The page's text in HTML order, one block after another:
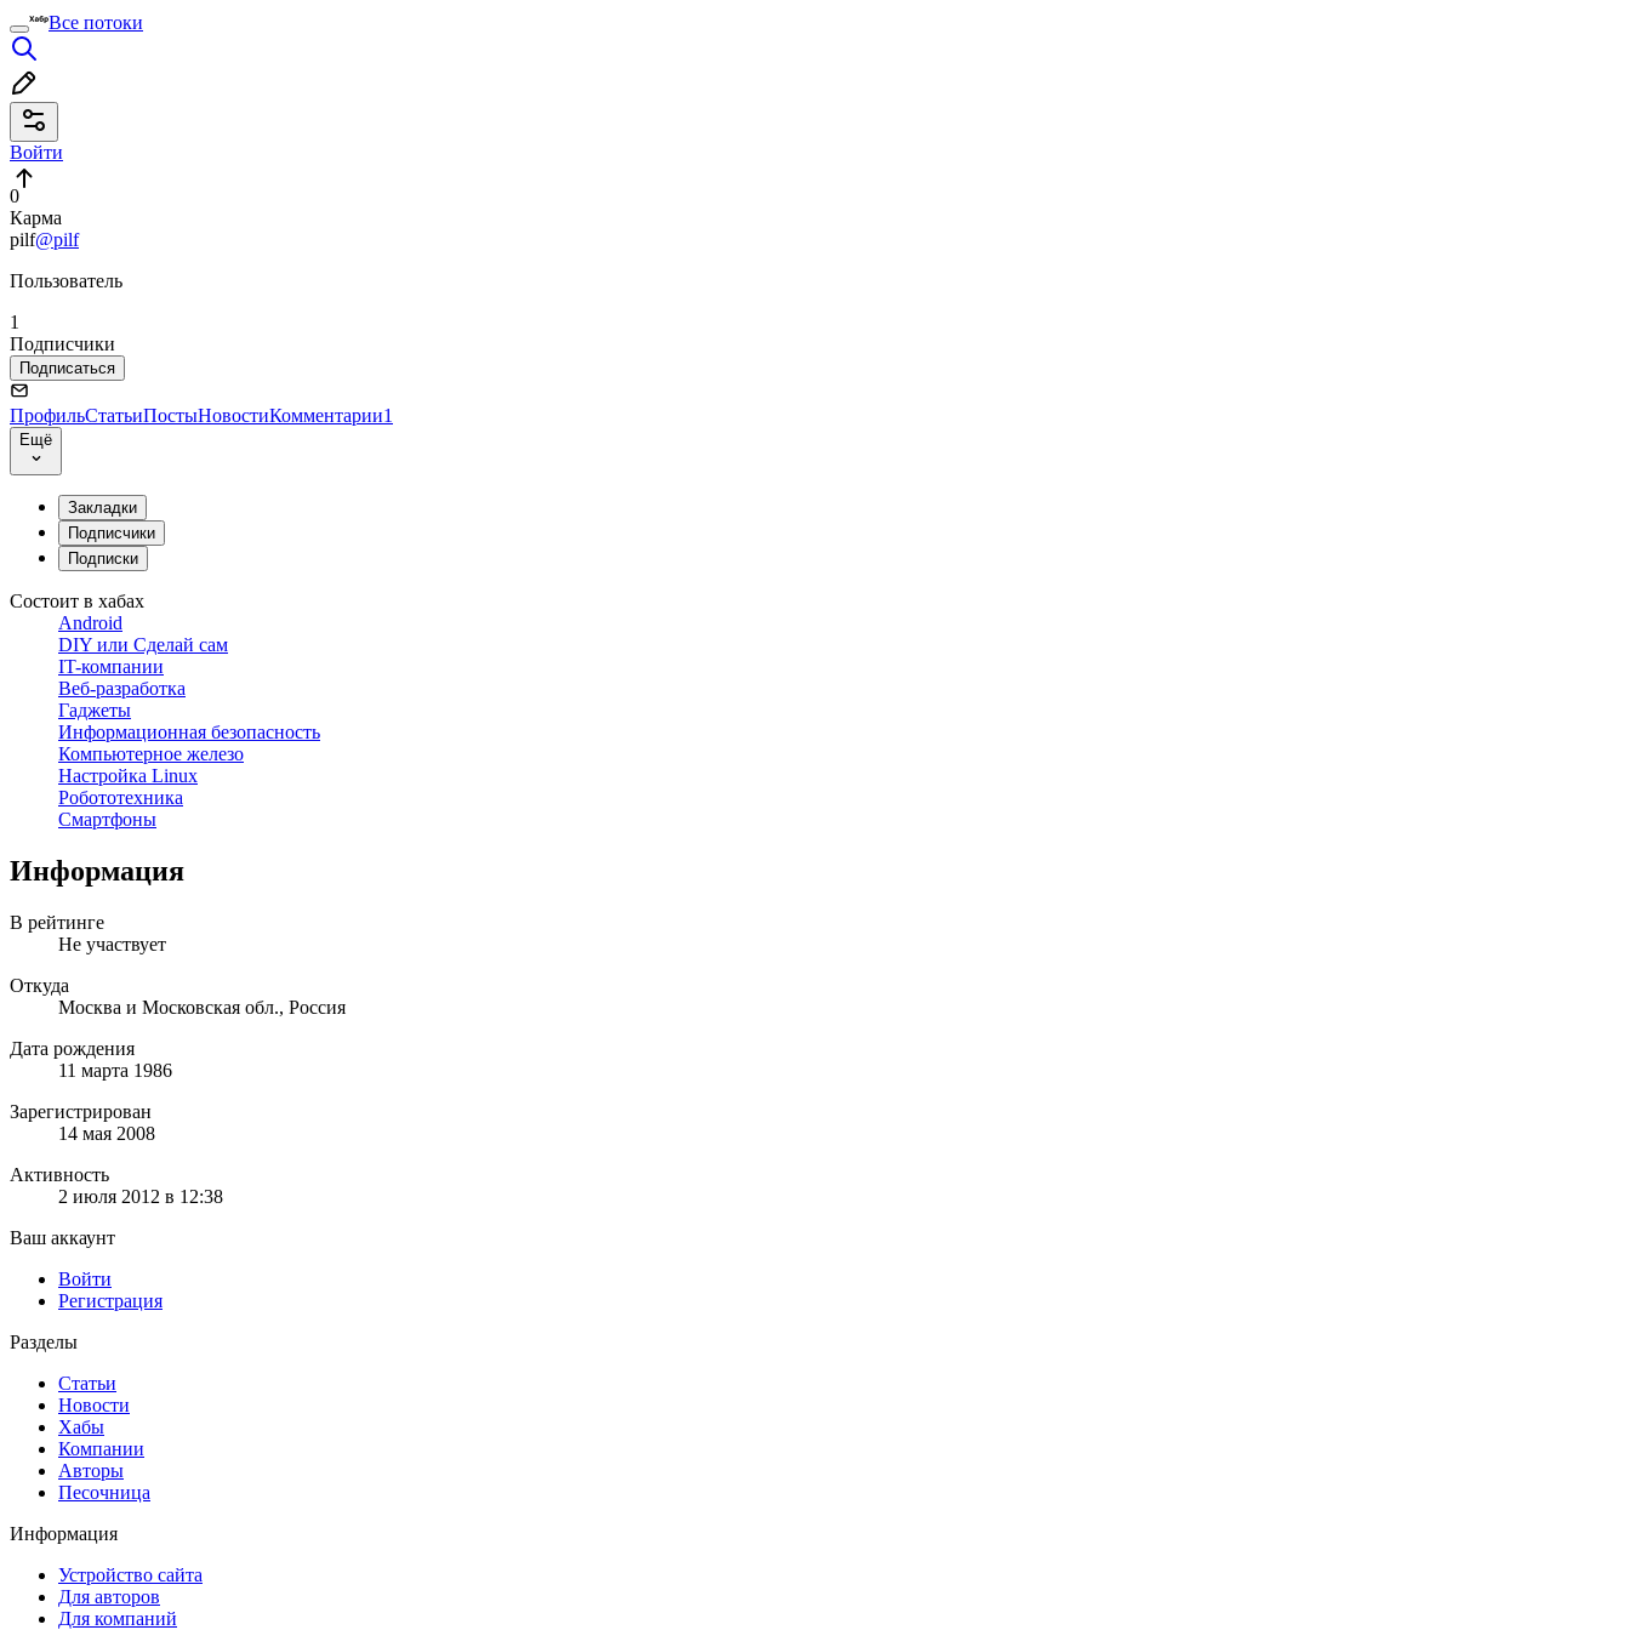
Все потоки
Войти
0
Карма
pilf@pilf
Пользователь
1
Подписчики
Подписаться
ПрофильСтатьиПостыНовостиКомментарии1
Ещё
Закладки
Подписчики
Подписки
Состоит в хабах
Android
DIY или Сделай сам
IT-компании
Веб-разработка
Гаджеты
Информационная безопасность
Компьютерное железо
Настройка Linux
Робототехника
Смартфоны
Информация
В рейтинге
Не участвует
Откуда
Москва и Московская обл., Россия
Дата рождения
11 марта 1986
Зарегистрирован
14 мая 2008
Активность
2 июля 2012 в 12:38
Ваш аккаунт
Войти
Регистрация
Разделы
Статьи
Новости
Хабы
Компании
Авторы
Песочница
Информация
Устройство сайта
Для авторов
Для компаний